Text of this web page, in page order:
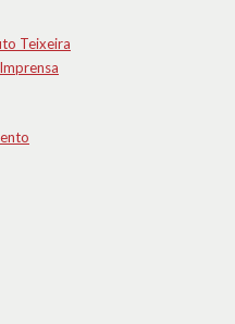
Teixeira